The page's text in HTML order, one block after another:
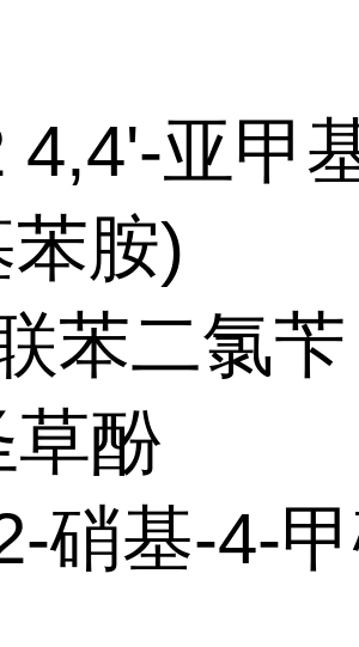
4,4'-亚甲
胺)
苯二氯苄
草酚
硝基-4-